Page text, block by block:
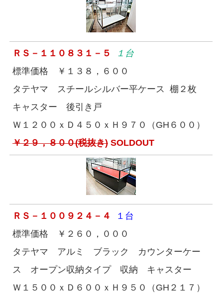
ＲＳ－１１０８３１－５
１台
標準価格 ￥１３８，６００
タテヤマ スチールシルバー平ケース 棚２枚
キャスター 後引き戸
Ｗ１２００ｘＤ４５０ｘＨ９７０（GH６００）
￥２９，８００(税抜き) SOLDOUT
ＲＳ－１００９２４－４
１台
標準価格 ￥２６０，０００
タテヤマ アルミ ブラック カウンターケー
ス オープン収納タイプ 収納 キャスター
Ｗ１５００ｘＤ６００ｘＨ９５０（GH２１７）